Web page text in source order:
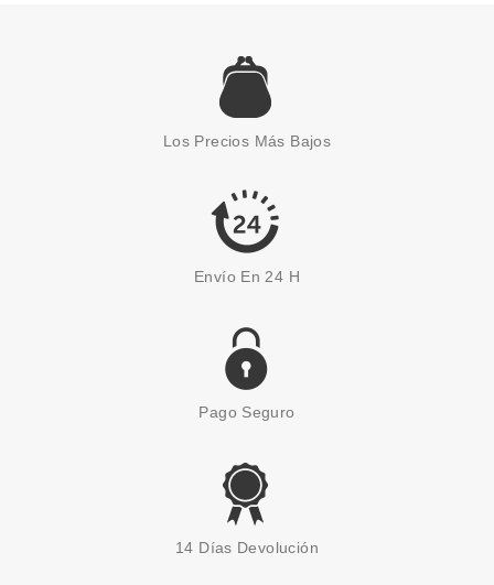
Los Precios Más Bajos
Envío En 24 H
Pago Seguro
14 Días Devolución